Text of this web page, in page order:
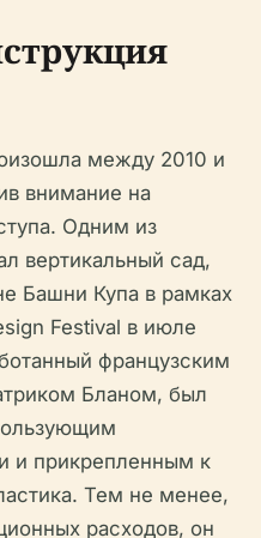
между 2010 и
внимание на
Одним из
вертикальный сад,
Башни Купа в рамках
Festival в июле
французским
Бланом, был
и прикрепленным к
Тем не менее,
расходов, он